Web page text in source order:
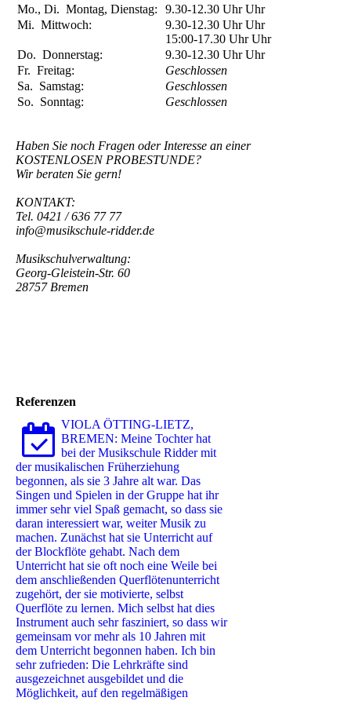
Mo., Di. Montag, Dienstag: 9.30-12.30 UhrUhr
Mi. Mittwoch: 9.30-12.30 UhrUhr
15:00-17.30 UhrUhr
Do. Donnerstag: 9.30-12.30 UhrUhr
Fr. Freitag:
Geschlossen
Sa. Samstag:
Geschlossen
So. Sonntag: Geschlossen
Haben Sie noch Fragen oder Interesse an einer
KOSTENLOSEN PROBESTUNDE?
Wir beraten Sie gern!
KONTAKT:
Tel. 0421 / 636 77 77
info@musikschule-ridder.de
Musikschulverwaltung:
Georg-Gleistein-Str. 60
28757 Bremen
Referenzen
VIOLA ÖTTING-LIETZ,
BREMEN: Meine Tochter hat
bei der Musikschule Ridder mit
der musikalischen Früherziehung
begonnen, als sie 3 Jahre alt war. Das
Singen und Spielen in der Gruppe hat ihr
immer sehr viel Spaß gemacht, so dass sie
daran interessiert war, weiter Musik zu
machen. Zunächst hat sie Unterricht auf
der Blockflöte gehabt. Nach dem
Unterricht hat sie oft noch eine Weile bei
dem anschließenden Querflötenunterricht
zugehört, der sie motivierte, selbst
Querflöte zu lernen. Mich selbst hat dies
Instrument auch sehr fasziniert, so dass wir
gemeinsam vor mehr als 10 Jahren mit
dem Unterricht begonnen haben. Ich bin
sehr zufrieden: Die Lehrkräfte sind
ausgezeichnet ausgebildet und die
Möglichkeit, auf den regelmäßigen